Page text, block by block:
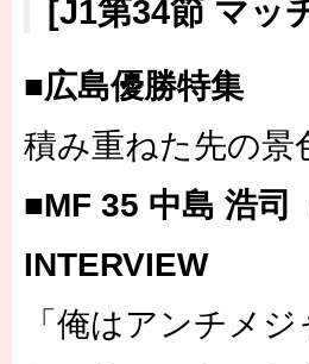
[J1第34節 マッ
■広島優勝特集
積み重ねた先の景
■MF 35 中島 浩司
INTERVIEW
「俺はアンチメ